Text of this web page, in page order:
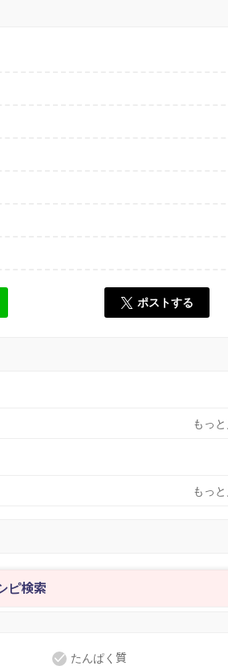
ポストする
もっ
もっ
ピ検索
たんぱく質